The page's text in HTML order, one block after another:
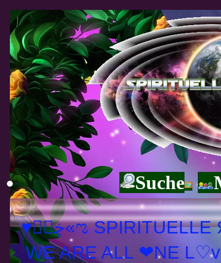
Suche
♥ڿڰۣ«ಌ SPIRITUELLE Я Ξ √ Ω L U T ↑ ☼ N - Forum -
WE ARE ALL ❤NE